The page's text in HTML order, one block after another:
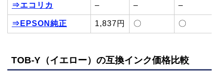
⇒エコリカ – – –
⇒EPSON純正 1,837円 〇 〇
TOB-Y（イエロー）の互換インク価格比較